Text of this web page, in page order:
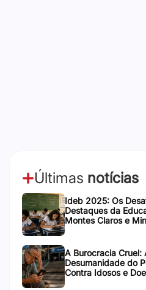
Últimas notícias
Ideb 2025: Os
Destaques da
Montes Claros e
A Burocracia Cruel:
Desumanidade do
Contra Idosos e